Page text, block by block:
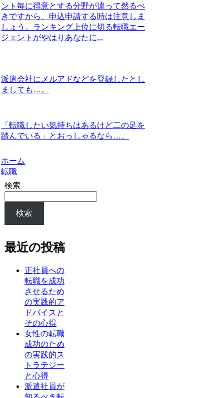
ント毎に得意とする分野が違って然るべ
きですから、申込申請する時は注意しま
しょう。ランキング上位に切る転職エー
ジェントがやはりあなたに...
派遣会社にメルアドなどを登録したとし
ましても…。
「転職したい気持ちはあるけど二の足を
踏んでいる」とおっしゃるなら…。
ホーム
転職
検索
検索
最近の投稿
正社員への
転職を成功
させるため
の実践的ア
ドバイスと
その心得
女性の転職
成功のため
の実践的ス
トラテジー
と心得
派遣社員が